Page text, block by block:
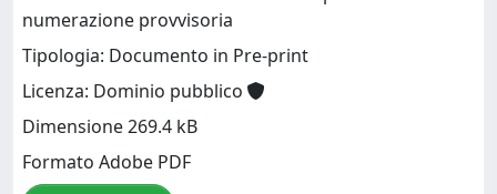
numerazione provvisoria
Tipologia: Documento in Pre-print
Licenza: Dominio pubblico
Dimensione 269.4 kB
Formato Adobe PDF